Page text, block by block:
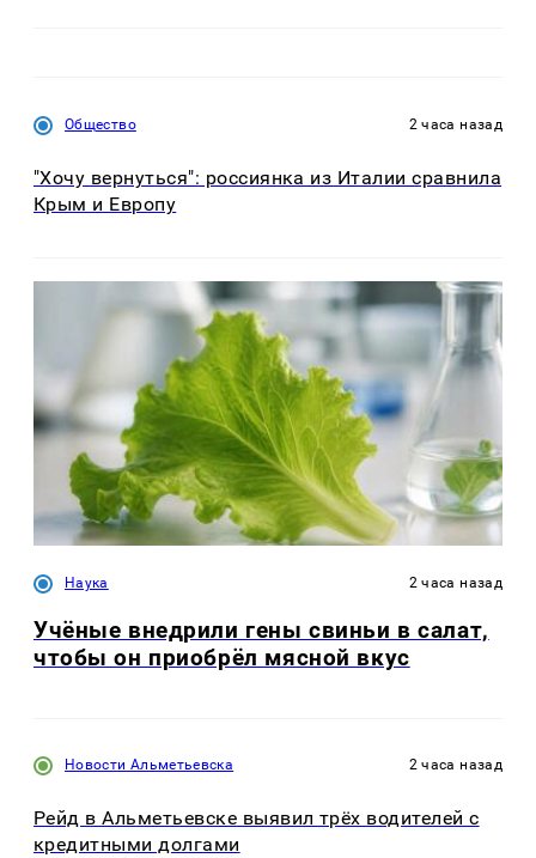
Общество 2 часа назад
"Хочу вернуться": россиянка из Италии сравнила
Крым и Европу
Наука 2 часа назад
Учёные внедрили гены свиньи в салат,
чтобы он приобрёл мясной вкус
Новости Альметьевска 2 часа назад
Рейд в Альметьевске выявил трёх водителей с
кредитными долгами